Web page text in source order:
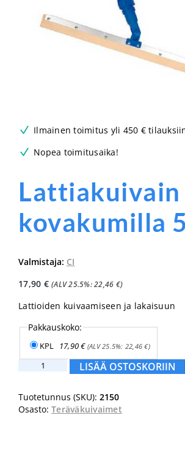
Ilmainen toimitus yli 450 €
Nopea toimitusaika!
Lattiakuivain
kovakumilla
Valmistaja: CI
17,90 € (ALV 25.5%:22,46 €)
Lattioiden kuivaamiseen ja lakaisuun
Pakkauskoko:
KPL 17,90€(ALV 25.5%: 22,46€)
Lattiakuivain
cm
määrä
LISÄÄ OSTOSKORIIN
Tuotetunnus (SKU): 2150
Osasto: Teräväkuivaimet